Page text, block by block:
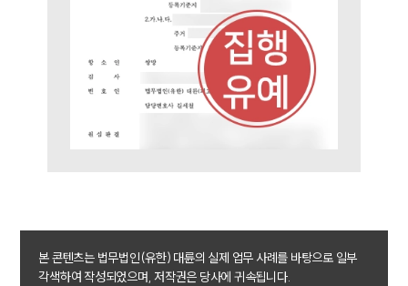
업무사례
형사 주요 업무사례
사례분석/최신동향
형사 법률정보
법률지식인
형사소송·상담후기
형사그룹 업무
전체
본 콘텐츠는 법무법인(유한) 대륜의 실제 업무 사례를 바탕으로 일부
각색하여 작성되었으며, 저작권은 당사에 귀속됩니다.